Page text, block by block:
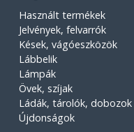
Használt termékek
Jelvények, felvarrók
Kések, vágóeszközök
Lábbelik
Lámpák
Övek, szíjak
Ládák, tárolók, dobozok
Újdonságok